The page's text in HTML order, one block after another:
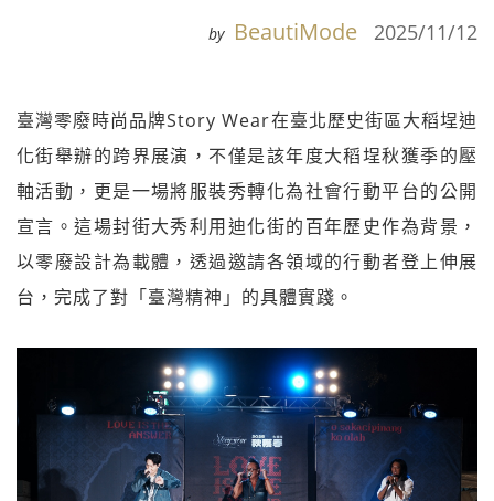
by BeautiMode 2025/11/12
臺灣零廢時尚品牌Story Wear在臺北歷史街區大稻埕迪
化街舉辦的跨界展演，不僅是該年度大稻埕秋獲季的壓
軸活動，更是一場將服裝秀轉化為社會行動平台的公開
宣言。這場封街大秀利用迪化街的百年歷史作為背景，
以零廢設計為載體，透過邀請各領域的行動者登上伸展
台，完成了對「臺灣精神」的具體實踐。